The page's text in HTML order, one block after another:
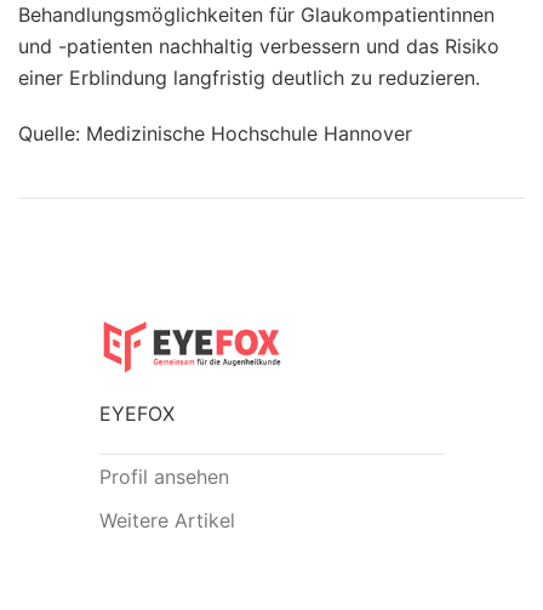
Behandlungsmöglichkeiten für Glaukompatientinnen
und -patienten nachhaltig verbessern und das Risiko
einer Erblindung langfristig deutlich zu reduzieren.
Quelle: Medizinische Hochschule Hannover
EYEFOX
Profil ansehen
Weitere Artikel